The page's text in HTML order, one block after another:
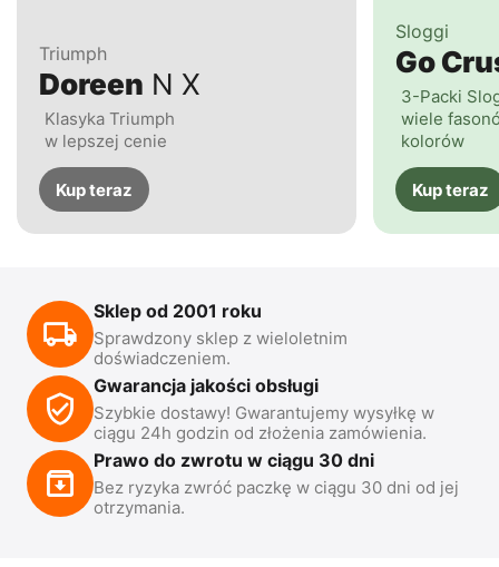
Triumph
Doreen N X
Klasyka Triumph
w lepszej cenie
Kup teraz
Sloggi
Go
3-Packi
wiele
kolorów
Kup teraz
Sklep od 2001 roku
Sprawdzony sklep z wieloletnim
doświadczeniem.
Gwarancja jakości obsługi
Szybkie dostawy! Gwarantujemy wysyłkę w
ciągu 24h godzin od złożenia zamówienia.
Prawo do zwrotu w ciągu 30 dni
Bez ryzyka zwróć paczkę w ciągu 30 dni od jej
otrzymania.